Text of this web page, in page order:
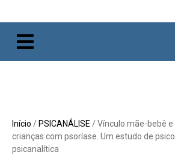
Início / PSICANÁLISE / Vínculo mãe-bebê
crianças com psoríase. Um estudo de
psicanalítica